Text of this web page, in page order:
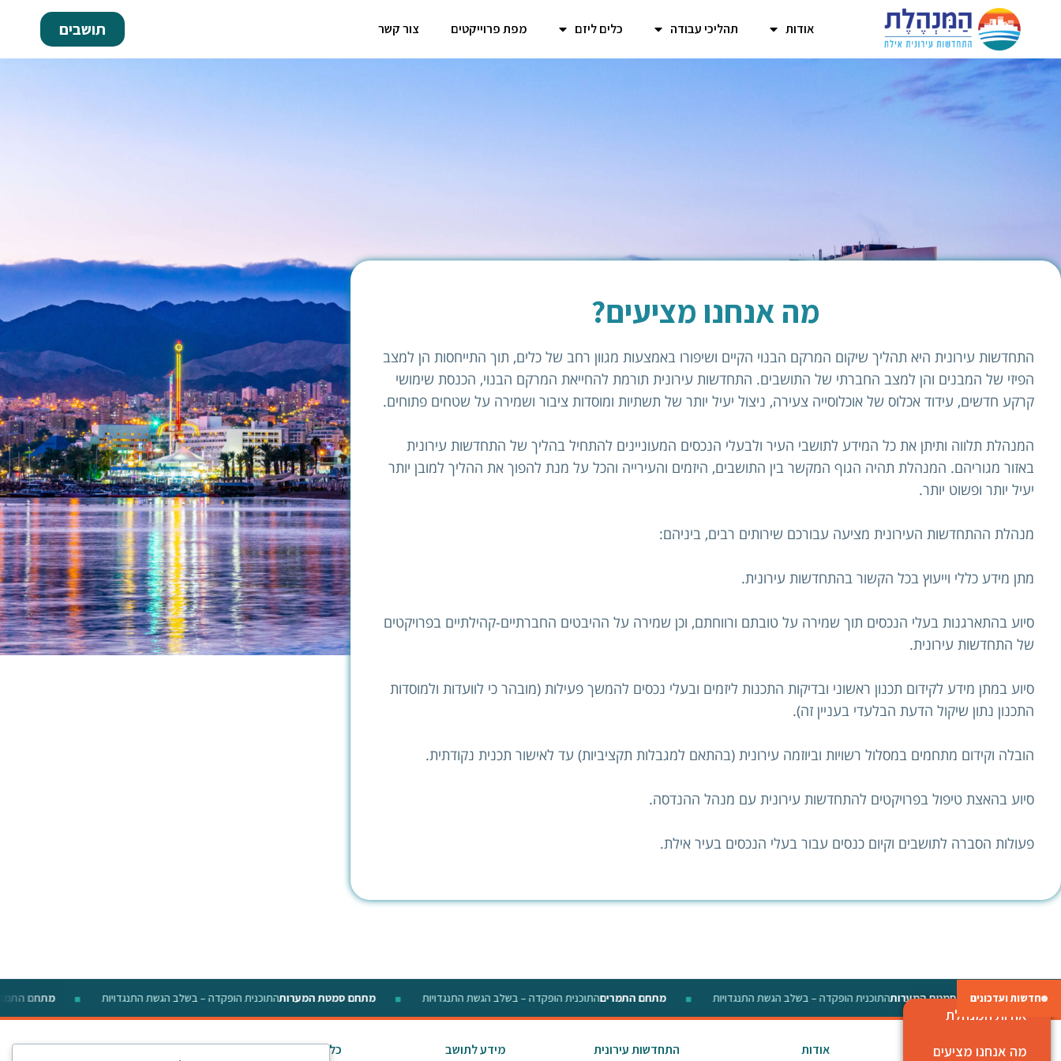
אודות
תהליכי עבודה כלים ליזם מפת פרוייקטים צור קשר תושבים
מה אנחנו מציעים?
התחדשות עירונית היא תהליך שיקום המרקם הבנוי הקיים ושיפורו באמצעות מגוון רחב של כלים, תוך התייחסות הן למצב
הפיזי של המבנים והן למצב החברתי של התושבים. התחדשות עירונית תורמת להחייאת המרקם הבנוי, הכנסת שימושי
קרקע חדשים, עידוד אכלוס של אוכלוסייה צעירה, ניצול יעיל יותר של תשתיות ומוסדות ציבור ושמירה על שטחים פתוחים.
המנהלת תלווה ותיתן את כל המידע לתושבי העיר ולבעלי הנכסים המעוניינים להתחיל בהליך של התחדשות עירונית
באזור מגוריהם. המנהלת תהיה הגוף המקשר בין התושבים, היזמים והעירייה והכל על מנת להפוך את ההליך למובן יותר
יעיל יותר ופשוט יותר.
‍מנהלת ההתחדשות העירונית מציעה עבורכם שירותים רבים, ביניהם:
מתן מידע כללי וייעוץ בכל הקשור בהתחדשות עירונית.
סיוע בהתארגנות בעלי הנכסים תוך שמירה על טובתם ורווחתם, וכן שמירה על ההיבטים החברתיים-קהילתיים בפרויקטים
של התחדשות עירונית.
סיוע במתן מידע לקידום תכנון ראשוני ובדיקות התכנות ליזמים ובעלי נכסים להמשך פעילות (מובהר כי לוועדות ולמוסדות
התכנון נתון שיקול הדעת הבלעדי בעניין זה).
הובלה וקידום מתחמים במסלול רשויות וביוזמה עירונית (בהתאם למגבלות תקציביות) עד לאישור תכנית נקודתית.
סיוע בהאצת טיפול בפרויקטים להתחדשות עירונית עם מנהל ההנדסה.
פעולות הסברה לתושבים וקיום כנסים עבור בעלי הנכסים בעיר אילת.
אודות המנהלת
מה אנחנו מציעים
חדשות ועדכונים מתחם ◆ מתחם סמטת המערותהתוכנית הופקדה – בשלב הגשת התנגדויות ◆ מתחם התמריםהתוכנית הופקדה – בשלב הגשת התנגדויות ◆ מתחם סמטת המערותהתוכנית הופקדה – בשלב הגשת התנגדויות ◆
אודות התחדשות עירונית מידע לתושב
כלים לתושב